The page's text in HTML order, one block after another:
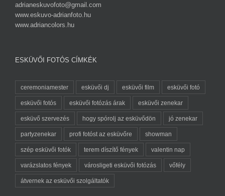
adrianeskuvofoto@gmail.com
www.eskuvo-adrianfoto.hu
www.adriancolors.hu
ESKÜVŐI FOTÓS CÍMKÉK
ceremoniamester esküvői dj esküvői film esküvői fotó
esküvői fotós esküvői fotózás árak esküvői zenekar
esküvő szervezés hogy spórolj az esküvődön jó zenekar
partyzenekar profi fotóst az esküvőre showman
szép esküvői fotók terem díszítő fények valentin nap
varázslatos fények városligeti esküvői fotózás vőfély
átvernek az esküvői szolgáltatók